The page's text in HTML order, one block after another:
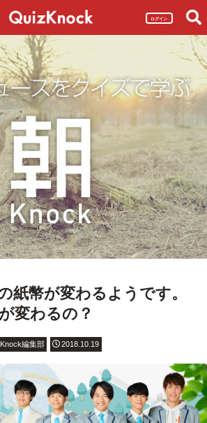
ログイン
紙幣が変わるようです。
変わるの？
編集部 2018.10.19